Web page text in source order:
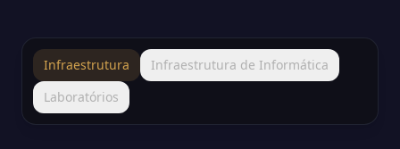
Infraestrutura
Infraestrutura de Informática
Laboratórios